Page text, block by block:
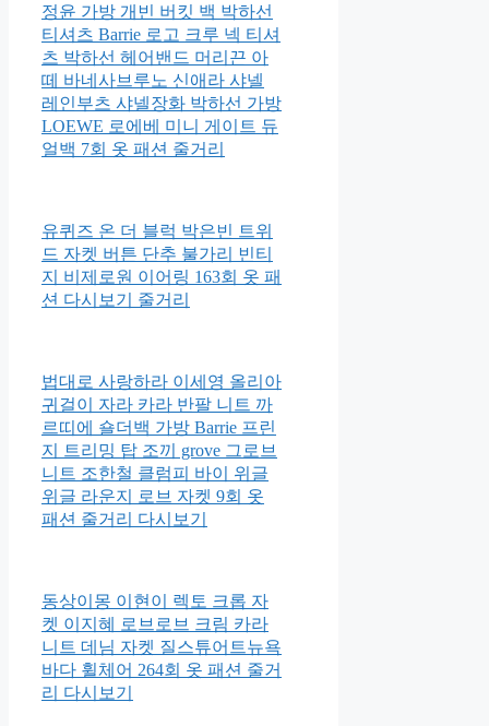
정윤 가방 개빈 버킷 백 박하선
티셔츠 Barrie 로고 크루 넥 티셔
츠 박하선 헤어밴드 머리끈 아
떼 바네사브루노 신애라 샤넬
레인부츠 샤넬장화 박하선 가방
LOEWE 로에베 미니 게이트 듀
얼백 7회 옷 패션 줄거리
유퀴즈 온 더 블럭 박은빈 트위
드 자켓 버튼 단추 불가리 빈티
지 비제로원 이어링 163회 옷 패
션 다시보기 줄거리
법대로 사랑하라 이세영 올리아
귀걸이 자라 카라 반팔 니트 까
르띠에 숄더백 가방 Barrie 프린
지 트리밍 탑 조끼 grove 그로브
니트 조한철 클럼피 바이 위글
위글 라운지 로브 자켓 9회 옷
패션 줄거리 다시보기
동상이몽 이현이 렉토 크롭 자
켓 이지혜 로브로브 크림 카라
니트 데님 자켓 질스튜어트뉴욕
바다 휠체어 264회 옷 패션 줄거
리 다시보기